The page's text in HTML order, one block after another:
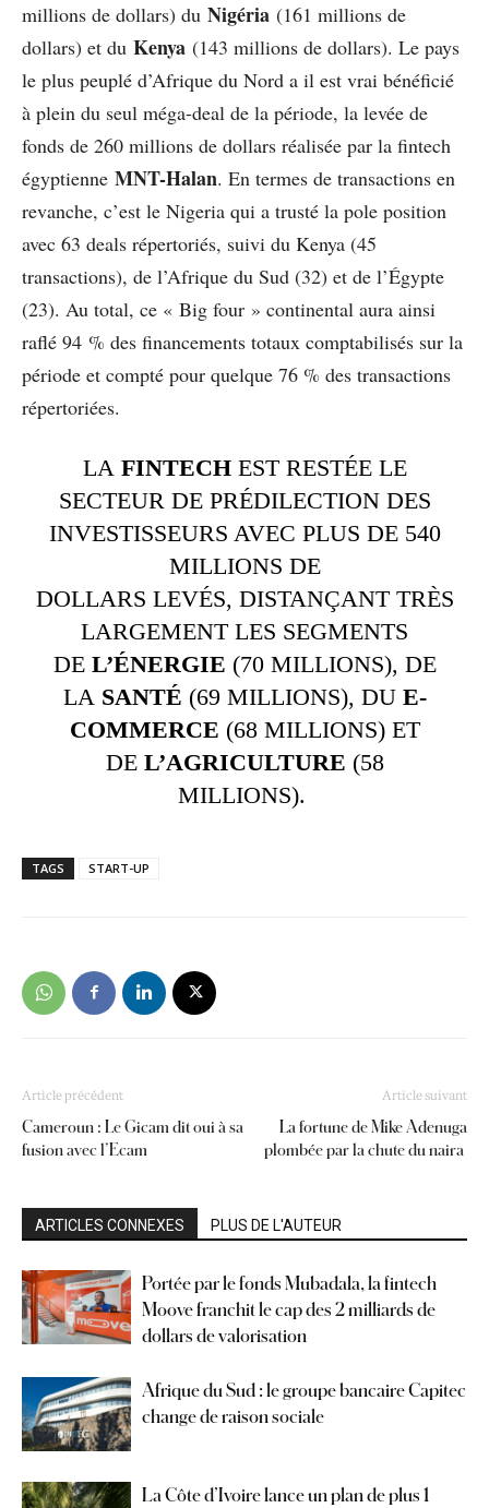
millions de dollars) du Nigéria (161 millions de
dollars) et du Kenya (143 millions de dollars). Le pays
le plus peuplé d’Afrique du Nord a il est vrai bénéficié
à plein du seul méga-deal de la période, la levée de
fonds de 260 millions de dollars réalisée par la fintech
égyptienne MNT-Halan. En termes de transactions en
revanche, c’est le Nigeria qui a trusté la pole position
avec 63 deals répertoriés, suivi du Kenya (45
transactions), de l’Afrique du Sud (32) et de l’Égypte
(23). Au total, ce « Big four » continental aura ainsi
raflé 94 % des financements totaux comptabilisés sur la
période et compté pour quelque 76 % des transactions
répertoriées.
LA FINTECHEST RESTÉE LE
SECTEUR DE PRÉDILECTION DES
INVESTISSEURS AVEC PLUS DE 540
MILLIONS DE
DOLLARS LEVÉS, DISTANÇANT TRÈS
LARGEMENT LES SEGMENTS
DE L’ÉNERGIE (70 MILLIONS), DE
LA SANTÉ (69 MILLIONS), DU E-
COMMERCE (68 MILLIONS) ET
DE L’AGRICULTURE (58
MILLIONS).
TAGS START-UP
Article précédent
Cameroun : Le Gicam dit oui à sa
fusion avec l’Ecam
Article suivant
La fortune de Mike Adenuga
plombée par la chute du naira
ARTICLES CONNEXES PLUS DE L'AUTEUR
Portée par le fonds Mubadala, la fintech
Moove franchit le cap des 2 milliards de
dollars de valorisation
Afrique du Sud : le groupe bancaire Capitec
change de raison sociale
La Côte d’Ivoire lance un plan de plus 1